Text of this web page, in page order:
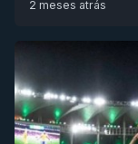
2 meses atrás